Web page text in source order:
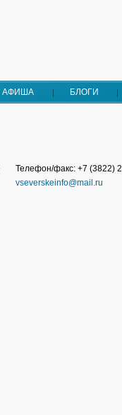
АФИША БЛОГИ
Телефон/факс: +7 (3822)
vseverskeinfo@mail.ru